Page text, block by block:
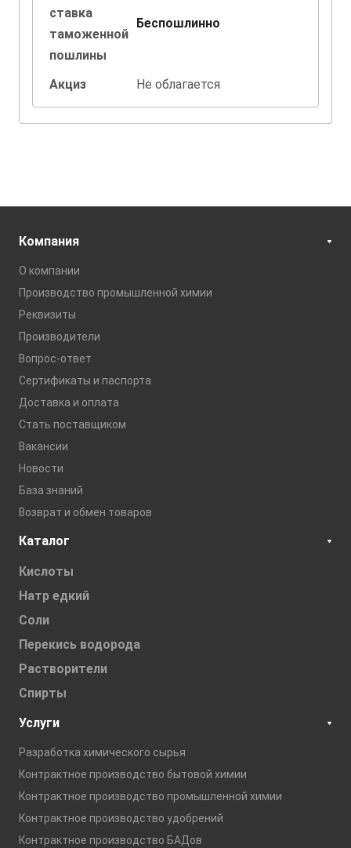
ставка
таможенной
пошлины
Беспошлинно
Акциз Не облагается
Компания
О компании
Производство промышленной химии
Реквизиты
Производители
Вопрос-ответ
Сертификаты и паспорта
Доставка и оплата
Стать поставщиком
Вакансии
Новости
База знаний
Возврат и обмен товаров
Каталог
Кислоты
Натр едкий
Соли
Перекись водорода
Растворители
Спирты
Услуги
Разработка химического сырья
Контрактное производство бытовой химии
Контрактное производство промышленной химии
Контрактное производство удобрений
Контрактное производство БАДов